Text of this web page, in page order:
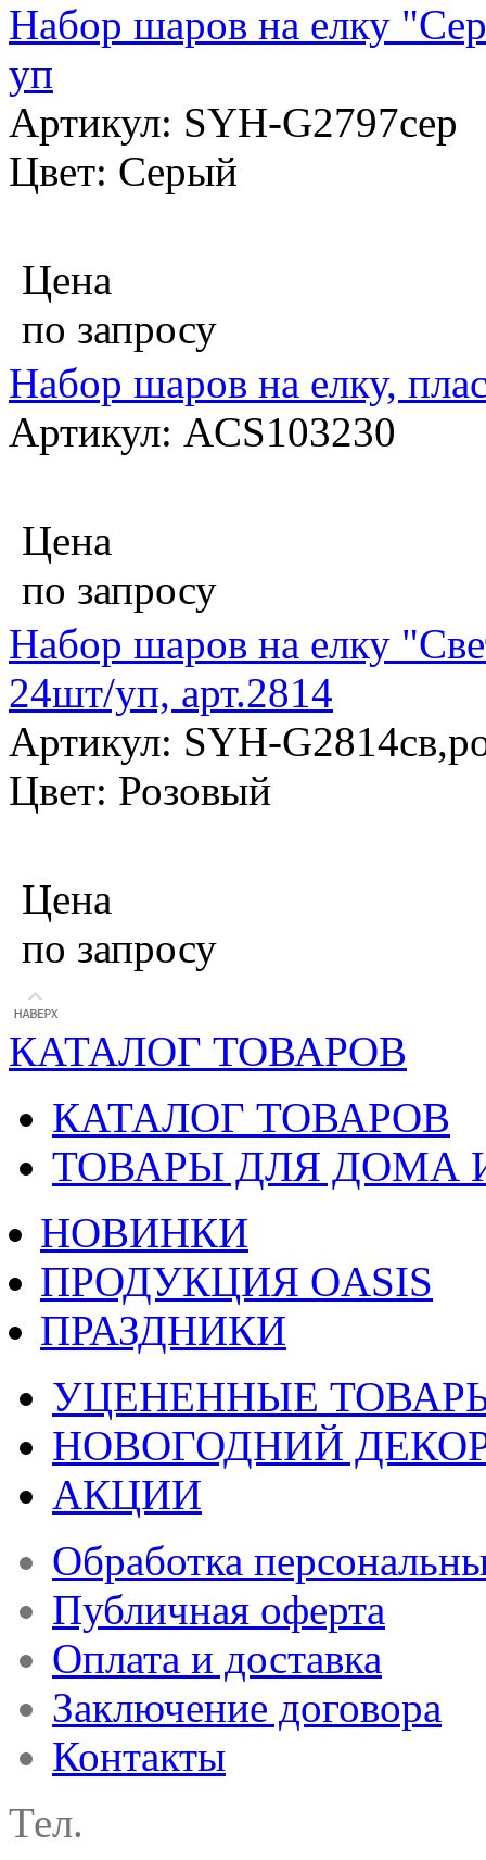
Набор шаров на елку
уп
Артикул: SYH-G2797сер
Цвет: Серый
Цена
по запросу
Набор шаров на елку,
Артикул: ACS103230
Цена
по запросу
Набор шаров на елку
24шт/уп, арт.2814
Артикул: SYH-
Цвет: Розовый
Цена
по запросу
КАТАЛОГ ТОВАРОВ
КАТАЛОГ ТОВАРОВ
ТОВАРЫ ДЛЯ ДОМА
НОВИНКИ
ПРОДУКЦИЯ OASIS
ПРАЗДНИКИ
УЦЕНЕННЫЕ
НОВОГОДНИЙ
АКЦИИ
Обработка
Публичная оферта
Оплата и доставка
Заключение договора
Контакты
Тел.